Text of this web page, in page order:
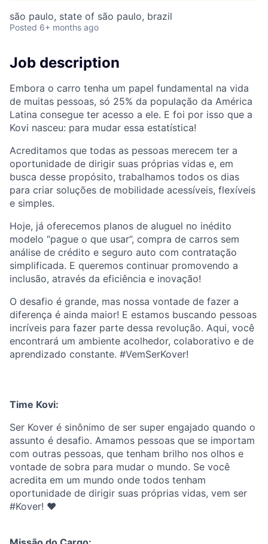
são paulo, state of são paulo, brazil
Posted 6+ months ago
Job description
Embora o carro tenha um papel fundamental na vida
de muitas pessoas, só 25% da população da América
Latina consegue ter acesso a ele. E foi por isso que a
Kovi nasceu: para mudar essa estatística!
Acreditamos que todas as pessoas merecem ter a
oportunidade de dirigir suas próprias vidas e, em
busca desse propósito, trabalhamos todos os dias
para criar soluções de mobilidade acessíveis, flexíveis
e simples.
Hoje, já oferecemos planos de aluguel no inédito
modelo “pague o que usar”, compra de carros sem
análise de crédito e seguro auto com contratação
simplificada. E queremos continuar promovendo a
inclusão, através da eficiência e inovação!
O desafio é grande, mas nossa vontade de fazer a
diferença é ainda maior! E estamos buscando pessoas
incríveis para fazer parte dessa revolução. Aqui, você
encontrará um ambiente acolhedor, colaborativo e de
aprendizado constante. #VemSerKover!
Time Kovi:
Ser Kover é sinônimo de ser super engajado quando o
assunto é desafio. Amamos pessoas que se importam
com outras pessoas, que tenham brilho nos olhos e
vontade de sobra para mudar o mundo. Se você
acredita em um mundo onde todos tenham
oportunidade de dirigir suas próprias vidas, vem ser
#Kover! ♥